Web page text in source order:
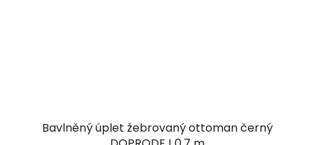
Bavlněný úplet žebrovaný ottoman černý